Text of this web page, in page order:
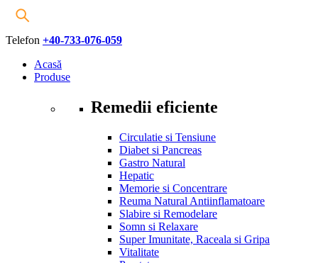
Telefon +40-733-076-059
Acasă
Produse
Remedii eficiente
Circulatie si Tensiune
Diabet si Pancreas
Gastro Natural
Hepatic
Memorie si Concentrare
Reuma Natural Antiinflamatoare
Slabire si Remodelare
Somn si Relaxare
Super Imunitate, Raceala si Gripa
Vitalitate